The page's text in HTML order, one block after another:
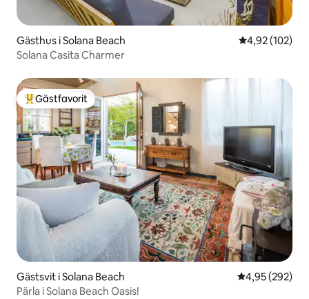
Gästhus i Solana Beach 4,92 av 5 i
4,92 (102)
Solana Casita Charmer
Populär gästfavorit
Gästfavorit
Gästsvit i Solana Beach 4,95 av 5 i
4,95 (292)
Pärla i Solana Beach Oasis!